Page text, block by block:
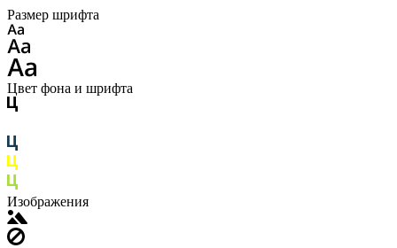
Размер шрифта
Цвет фона и шрифта
Изображения